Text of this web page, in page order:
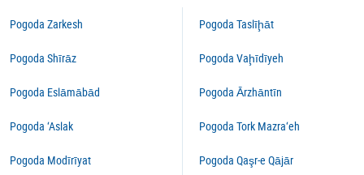
Pogoda Zarkesh
Pogoda Shīrāz
Pogoda Eslāmābād
Pogoda ‘Aslak
Pogoda Modīrīyat
Pogoda Taslīḩāt
Pogoda Vaḩīdīyeh
Pogoda Ārzhāntīn
Pogoda Tork Mazra‘eh
Pogoda Qaşr-e Qājār